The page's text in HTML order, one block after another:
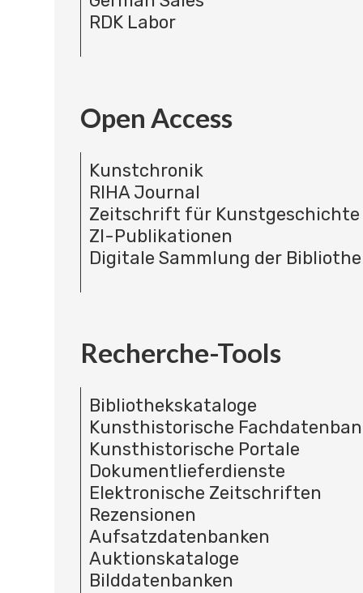
RDK Labor
Open Access
Kunstchronik
RIHA Journal
Zeitschrift für Kunstgeschichte
ZI-Publikationen
Digitale Sammlung der
Recherche-Tools
Bibliothekskataloge
Kunsthistorische
Kunsthistorische Portale
Dokumentlieferdienste
Elektronische Zeitschriften
Rezensionen
Aufsatzdatenbanken
Auktionskataloge
Bilddatenbanken